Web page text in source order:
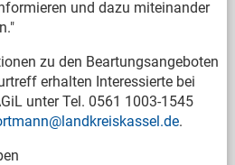
und dazu miteinander
zu den Beartungsangeboten
erhalten Interessierte bei
unter Tel. 0561 1003-1545
.